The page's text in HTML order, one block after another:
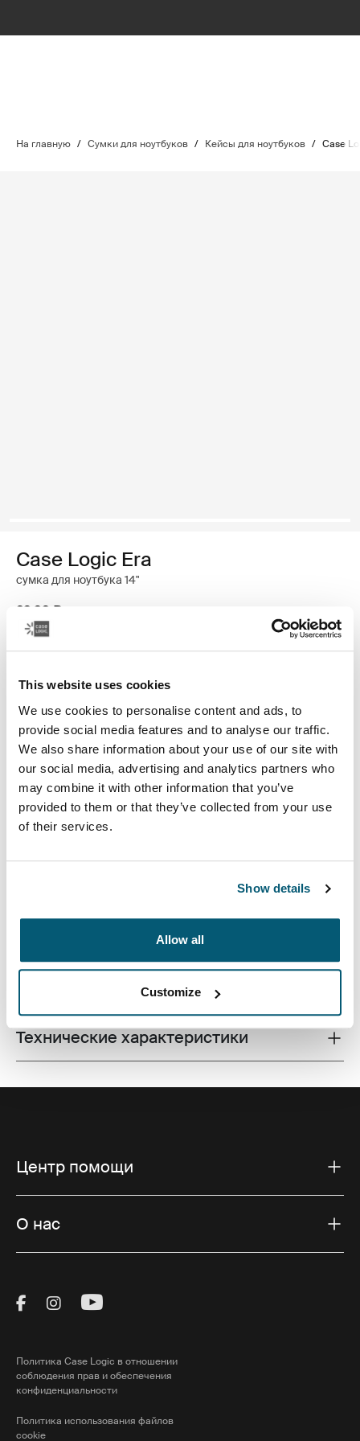
This website uses cookies
We use cookies to personalise content and ads, to
provide social media features and to analyse our traffic.
We also share information about your use of our site with
our social media, advertising and analytics partners who
may combine it with other information that you’ve
provided to them or that they’ve collected from your use
of their services.
Show details
Allow all
Customize
На главную / Сумки для ноутбуков / Кейсы для ноутбуков / Case
Case Logic Era
сумка для ноутбука 14"
29,99 ₽
Компактный чехол для ноутбука, вмещающий все,
предпочитающего простоту и стиль.
Toggle features
Все характеристики
Toggle techspec
Технические характеристики
Центр помощи
О нас
Visit Thule on Facebook (external link)
Visit Thule on Instagram (external link)
Visit Thule on Youtube (external
Политика Case Logic в отношении
соблюдения прав и обеспечения
конфиденциальности
Политика использования файлов
cookie